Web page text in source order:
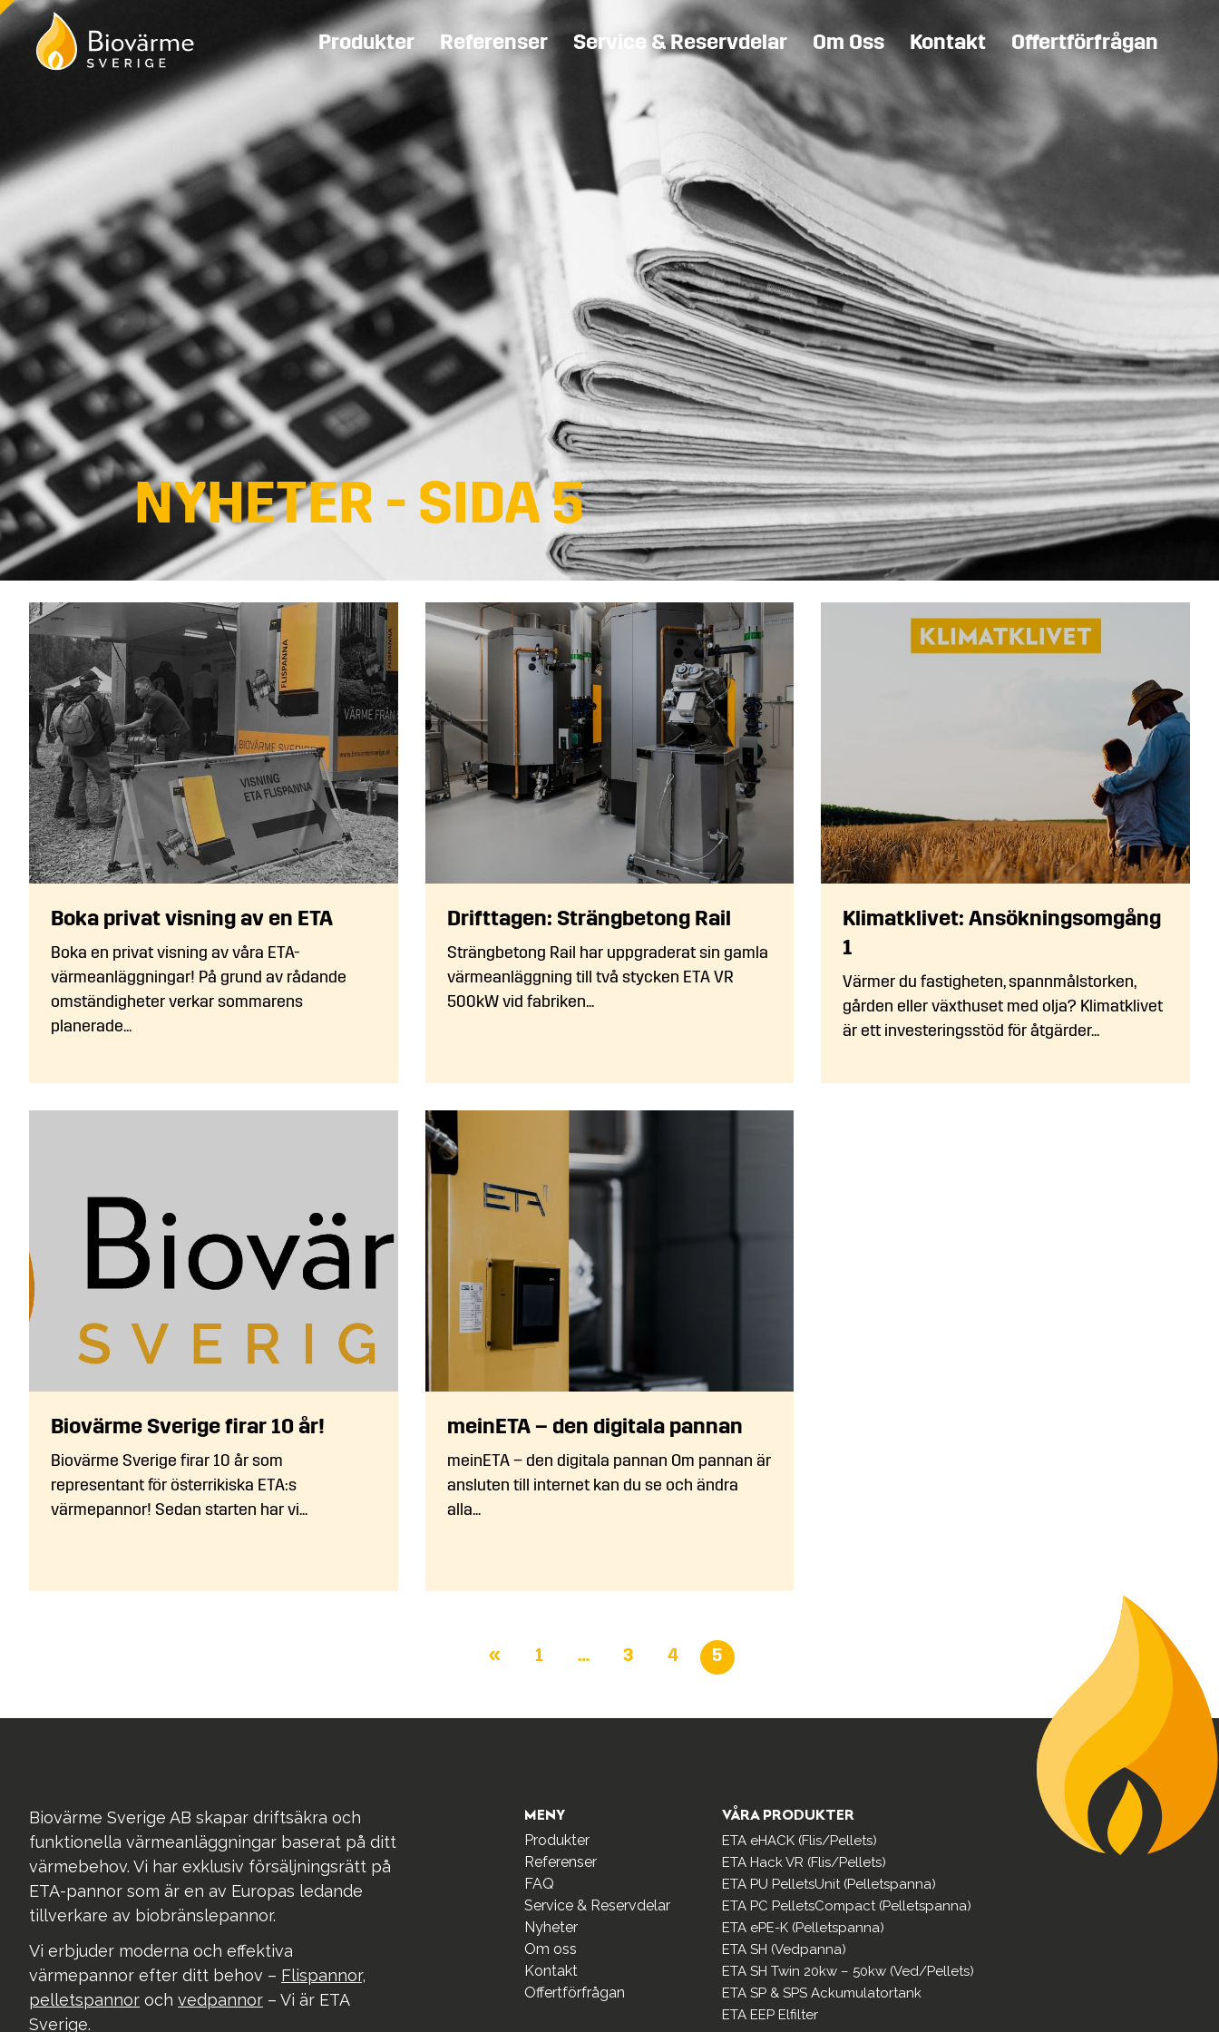
Produkter Referenser Service & Reservdelar Om Oss Kontakt Offertförfrågan
NYHETER - SIDA 5
Boka privat visning av en ETA
Boka en privat visning av våra ETA-
värmeanläggningar! På grund av rådande
omständigheter verkar sommarens
planerade...
Drifttagen: Strängbetong Rail
Strängbetong Rail har uppgraderat sin gamla
värmeanläggning till två stycken ETA VR
500kW vid fabriken...
Klimatklivet: Ansökningsomgång
1
Värmer du fastigheten, spannmålstorken,
gården eller växthuset med olja? Klimatklivet
är ett investeringsstöd för åtgärder...
Biovärme Sverige firar 10 år!
Biovärme Sverige firar 10 år som
representant för österrikiska ETA:s
värmepannor! Sedan starten har vi...
meinETA – den digitala pannan
meinETA – den digitala pannan Om pannan är
ansluten till internet kan du se och ändra
alla...
« 1 … 3 4 5
Biovärme Sverige AB skapar driftsäkra och
funktionella värmeanläggningar baserat på ditt
värmebehov. Vi har exklusiv försäljningsrätt på
ETA-pannor som är en av Europas ledande
tillverkare av biobränslepannor.
Vi erbjuder moderna och effektiva
värmepannor efter ditt behov – Flispannor,
pelletspannor och vedpannor – Vi är ETA
Sverige.
MENY
Produkter
Referenser
FAQ
Service & Reservdelar
Nyheter
Om oss
Kontakt
Offertförfrågan
VÅRA PRODUKTER
ETA eHACK (Flis/Pellets)
ETA Hack VR (Flis/Pellets)
ETA PU PelletsUnit (Pelletspanna)
ETA PC PelletsCompact (Pelletspanna)
ETA ePE-K (Pelletspanna)
ETA SH (Vedpanna)
ETA SH Twin 20kw – 50kw (Ved/Pellets)
ETA SP & SPS Ackumulatortank
ETA EEP Elfilter